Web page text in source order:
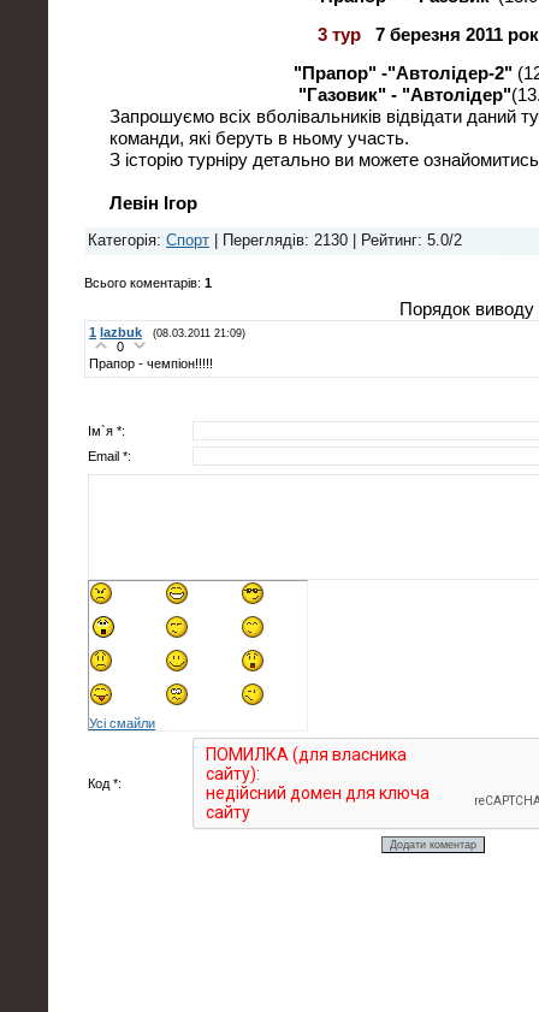
3 тур 7 березня 2011
"Прапор" -"Автолідер-2"
"Газовик" - "Автолідер"
Запрошуємо всіх вболівальників відвідати даний
команди, які беруть в ньому участь.
З історію турніру детально ви можете
Левін Ігор
Категорія: Спорт Переглядів: 2130 | Рейтинг: 5.0/2
Всього коментарів: 1
Порядок виводу
1 lazbuk (08.03.2011 21:09)
0
Прапор - чемпіон!!!!!
Ім`я *:
Email *:
Усі смайли
Код *: